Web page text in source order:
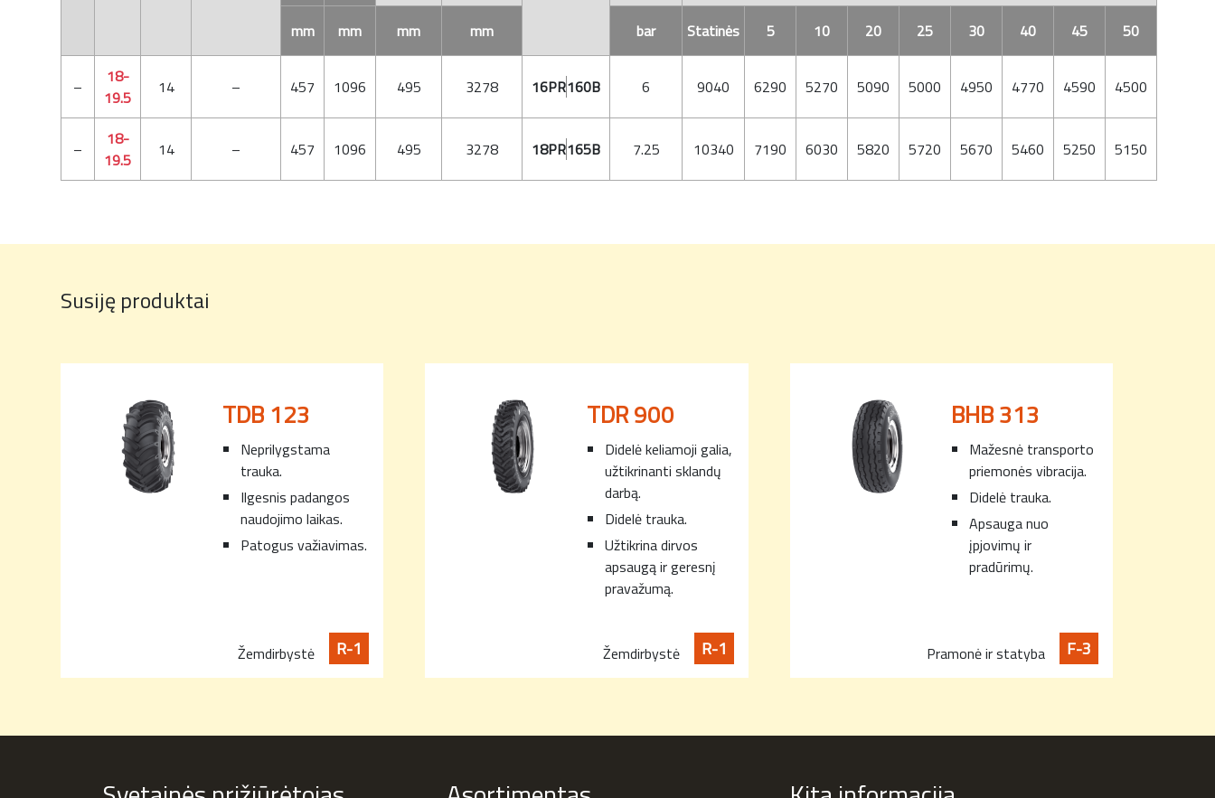
mm mm mm mm bar Statinės 5 10 20 25 30 40 45 50
–
18-
19.5
14 – 457 1096 495 3278 16PR160B 6 9040 6290 5270 5090 5000 4950 4770 4590 4500
–
18-
19.5
14 – 457 1096 495 3278 18PR165B 7.25 10340 7190 6030 5820 5720 5670 5460 5250 5150
Susiję produktai
TDB 123
Neprilygstama
trauka.
Ilgesnis padangos
naudojimo laikas.
Patogus važiavimas.
Žemdirbystė R-1
TDR 900
Didelė keliamoji galia,
užtikrinanti sklandų
darbą.
Didelė trauka.
Užtikrina dirvos
apsaugą ir geresnį
pravažumą.
Žemdirbystė R-1
BHB 313
Mažesnė transporto
priemonės vibracija.
Didelė trauka.
Apsauga nuo
įpjovimų ir
pradūrimų.
Pramonė ir statyba F-3